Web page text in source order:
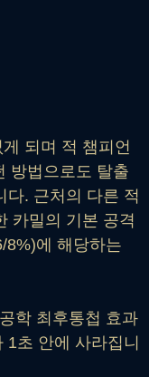
되며 적 챔피언
방법으로도 탈출
다. 근처의 다른 적
카밀의 기본 공격
8%)에 해당하는
학 최후통첩 효과
1초 안에 사라집니